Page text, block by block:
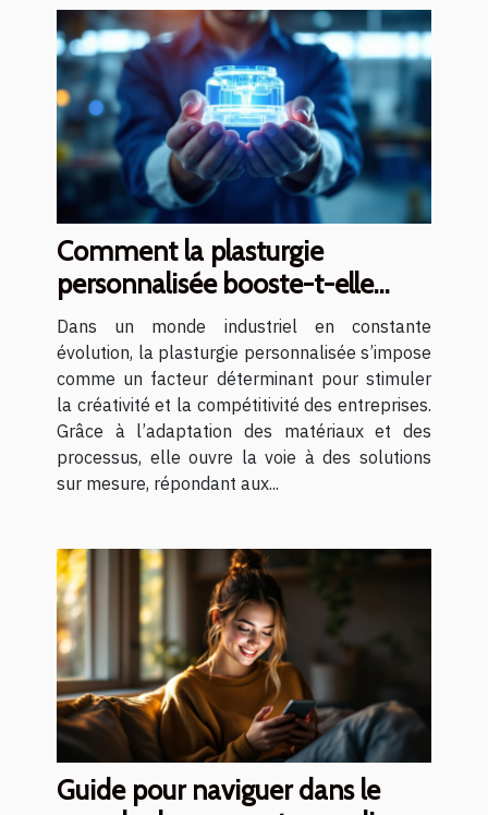
Comment la plasturgie
personnalisée booste-t-elle
l'innovation industrielle ?
Dans un monde industriel en constante
évolution, la plasturgie personnalisée s’impose
comme un facteur déterminant pour stimuler
la créativité et la compétitivité des entreprises.
Grâce à l’adaptation des matériaux et des
processus, elle ouvre la voie à des solutions
sur mesure, répondant aux...
Guide pour naviguer dans le